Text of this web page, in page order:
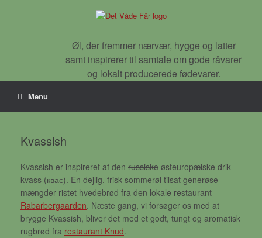
Øl, der fremmer nærvær, hygge og latter
samt inspirerer til samtale om gode råvarer
og lokalt producerede fødevarer.
Menu
Kvassish
Kvassish er inspireret af den russiske østeuropæiske drik
kvass (квас). En dejlig, frisk sommerøl tilsat generøse
mængder ristet hvedebrød fra den lokale restaurant
Rabarbergaarden. Næste gang, vi forsøger os med at
brygge Kvassish, bliver det med et godt, tungt og aromatisk
rugbrød fra restaurant Knud.